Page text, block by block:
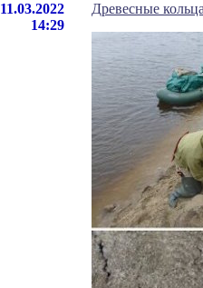
11.03.2022
14:29
Древесные